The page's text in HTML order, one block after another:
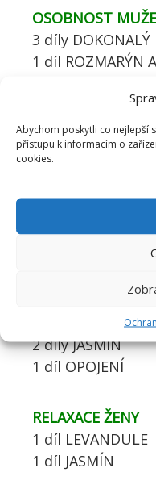
Abychom poskytli co nejlepší
přístupu k informacím o
cookies.
OSOBNOST MUŽE
3 díly DOKONALÝ
1 díl ROZMARÝN
RELAXACE MUŽE
1 díl DOKONALÝ
1 díl HEŘMÁNEK
1 díl ROZMARÝN
OSOBNOST ŽENY
2 díly JASMÍN
1 díl OPOJENÍ
RELAXACE ŽENY
1 díl LEVANDULE
1 díl JASMÍN